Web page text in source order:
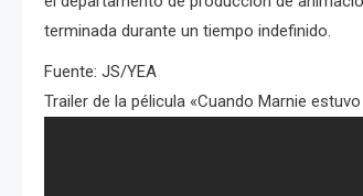
terminada durante un tiempo indefinido.
Fuente: JS/YEA
Trailer de la pélicula «Cuando Marnie